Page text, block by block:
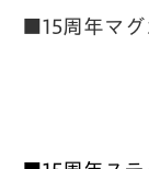
■15周年マ